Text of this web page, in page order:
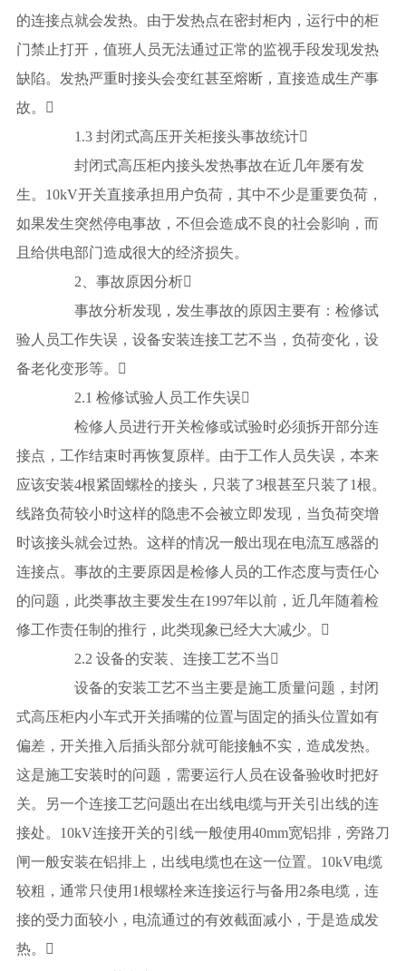
的连接点就会发热。由于发热点在密封柜内，运行中的柜
门禁止打开，值班人员无法通过正常的监视手段发现发热
缺陷。发热严重时接头会变红甚至熔断，直接造成生产事
故。
1.3 封闭式高压开关柜接头事故统计
封闭式高压柜内接头发热事故在近几年屡有发
生。10kV开关直接承担用户负荷，其中不少是重要负荷，
如果发生突然停电事故，不但会造成不良的社会影响，而
且给供电部门造成很大的经济损失。
2、事故原因分析
事故分析发现，发生事故的原因主要有：检修试
验人员工作失误，设备安装连接工艺不当，负荷变化，设
备老化变形等。
2.1 检修试验人员工作失误
检修人员进行开关检修或试验时必须拆开部分连
接点，工作结束时再恢复原样。由于工作人员失误，本来
应该安装4根紧固螺栓的接头，只装了3根甚至只装了1根。
线路负荷较小时这样的隐患不会被立即发现，当负荷突增
时该接头就会过热。这样的情况一般出现在电流互感器的
连接点。事故的主要原因是检修人员的工作态度与责任心
的问题，此类事故主要发生在1997年以前，近几年随着检
修工作责任制的推行，此类现象已经大大减少。
2.2 设备的安装、连接工艺不当
设备的安装工艺不当主要是施工质量问题，封闭
式高压柜内小车式开关插嘴的位置与固定的插头位置如有
偏差，开关推入后插头部分就可能接触不实，造成发热。
这是施工安装时的问题，需要运行人员在设备验收时把好
关。另一个连接工艺问题出在出线电缆与开关引出线的连
接处。10kV连接开关的引线一般使用40mm宽铝排，旁路刀
闸一般安装在铝排上，出线电缆也在这一位置。10kV电缆
较粗，通常只使用1根螺栓来连接运行与备用2条电缆，连
接的受力面较小，电流通过的有效截面减小，于是造成发
热。